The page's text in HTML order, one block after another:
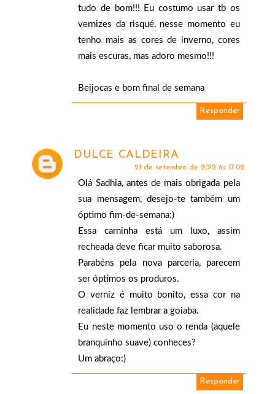
tudo de bom!!! Eu costumo usar tb os
vernizes da risqué, nesse momento eu
tenho mais as cores de inverno, cores
mais escuras, mas adoro mesmo!!!
Beijocas e bom final de semana
Responder
DULCE CALDEIRA
21 de setembro de 2012 às 17:02
Olá Sadhia, antes de mais obrigada pela
sua mensagem, desejo-te também um
óptimo fim-de-semana:)
Essa carninha está um luxo, assim
recheada deve ficar muito saborosa.
Parabéns pela nova parceria, parecem
ser óptimos os produros.
O verniz é muito bonito, essa cor na
realidade faz lembrar a goiaba.
Eu neste momento uso o renda (aquele
branquinho suave) conheces?
Um abraço:)
Responder